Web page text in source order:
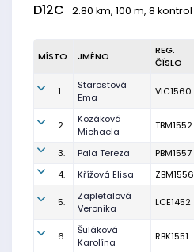
D12C 2.80 km, 100 m, 8 kontrol
MÍSTO JMÉNO
REG.
ČÍSLO
1.
Starostová
Ema
VIC1560
2.
Kozáková
Michaela
TBM1552
3. Pala Tereza PBM1557
4.
Křížová Elisa ZBM1556
5.
Zapletalová
Veronika
LCE1452
6.
Šuláková
Karolína
RBK1551